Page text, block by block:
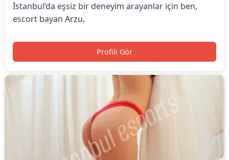
İstanbul’da eşsiz bir deneyim arayanlar için ben,
escort bayan Arzu,
Profili Gör